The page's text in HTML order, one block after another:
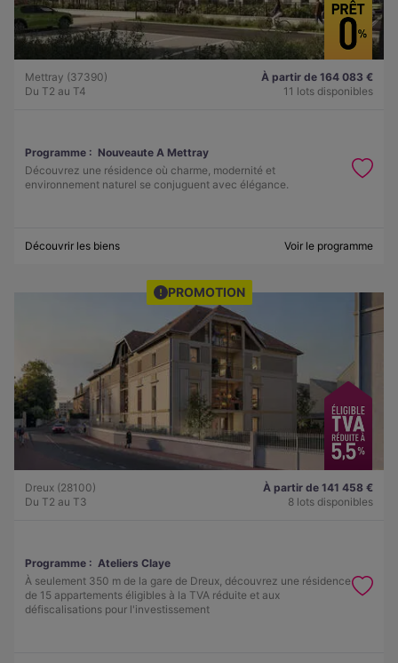
Mettray (37390)
Du T2 au T4
À partir de 164 083 €
11 lots disponibles
Programme : Nouveaute A Mettray
Découvrez une résidence où charme, modernité et
environnement naturel se conjuguent avec élégance.
Découvrir les biens Voir le programme
PROMOTION
Dreux (28100)
Du T2 au T3
À partir de 141 458 €
8 lots disponibles
Programme : Ateliers Claye
À seulement 350 m de la gare de Dreux, découvrez une résidence
de 15 appartements éligibles à la TVA réduite et aux
défiscalisations pour l'investissement